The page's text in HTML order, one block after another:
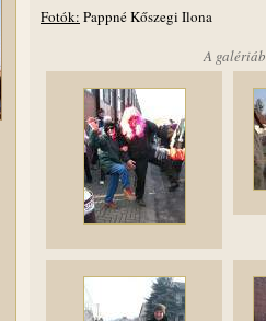
Fotók: Pappné Kőszegi Ilona
A